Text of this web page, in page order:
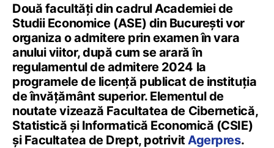
Două facultăți din cadrul Academiei de
Studii Economice (ASE) din Bucureşti vor
organiza o admitere prin examen în vara
anului viitor, după cum se arară în
regulamentul de admitere 2024 la
programele de licenţă publicat de instituția
de învățământ superior. Elementul de
noutate vizează Facultatea de Cibernetică,
Statistică şi Informatică Economică (CSIE)
şi Facultatea de Drept, potrivitAgerpres.